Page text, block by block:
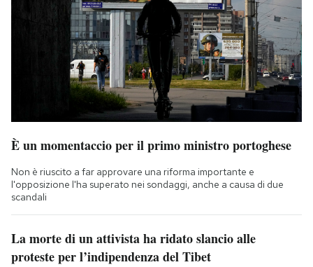
È un momentaccio per il primo ministro portoghese
Non è riuscito a far approvare una riforma importante e
l'opposizione l'ha superato nei sondaggi, anche a causa di due
scandali
La morte di un attivista ha ridato slancio alle
proteste per l’indipendenza del Tibet